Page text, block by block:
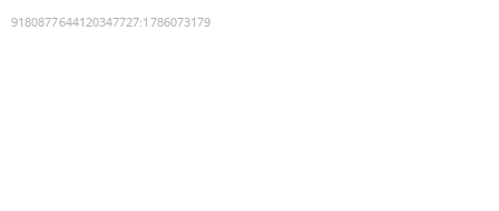
9180877644120347727:1786073179